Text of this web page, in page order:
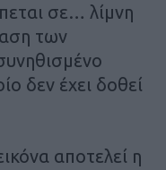
σε… λίμνη
των
δεν έχει δοθεί
αποτελεί η